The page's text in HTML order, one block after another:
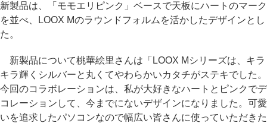
新製品は、「モモエリピンク」ベースで天板にハートのマーク
を並べ、LOOX Mのラウンドフォルムを活かしたデザインとし
た。
新製品について桃華絵里さんは「LOOX Mシリーズは、キラ
キラ輝くシルバーと丸くてやわらかいカタチがステキでした。
今回のコラボレーションは、私が大好きなハートとピンクでデ
コレーションして、今までにないデザインになりました。可愛
いを追求したパソコンなので幅広い皆さんに使っていただきた